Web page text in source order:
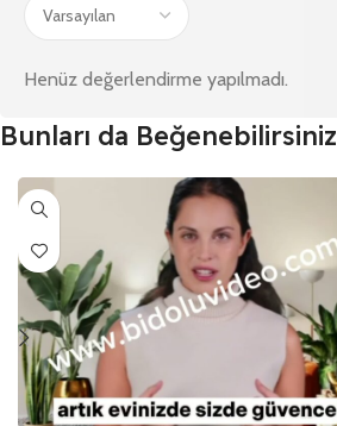
Henüz değerlendirme yapılmadı.
Bunları da Beğenebilirsiniz